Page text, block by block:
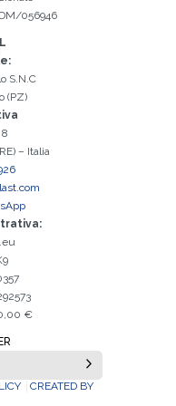
056946
S.N.C
(PZ)
– Italia
€
CREATED BY